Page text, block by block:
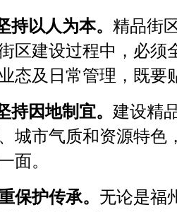
持以人为本。 精品街
区建设过程中，必须
态及日常管理，既要
持因地制宜。 建设精
城市气质和资源特色
面。
保护传承。 无论是福